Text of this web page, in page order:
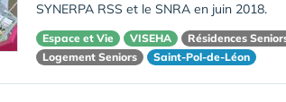
SYNERPA RSS et le SNRA en juin 2018.
Espace et Vie VISEHA
Résidences
Logement Seniors
Saint-Pol-de-Léon